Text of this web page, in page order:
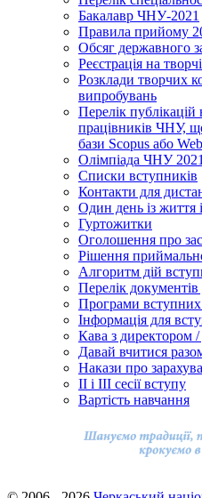
Бакалавр ЧНУ-2021
Правила прийому
Обсяг державного
Реєстрація на
Розклади творчих
випробувань
Перелік публікацій
працівників ЧНУ,
бази Scopus або
Олімпіада ЧНУ 2021
Cписки вступників
Контакти для
Один день із життя
Гуртожитки
Оголошення про
Рішення
Алгоритм дій
Перелік
Програми
Інформація для
Кава з директором
Давай вчитися
Накази про
ІІ і ІІІ сесії вступу
Вартість навчання